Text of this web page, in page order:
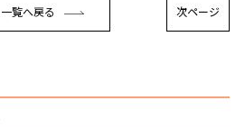
一覧へ戻る 次ページ